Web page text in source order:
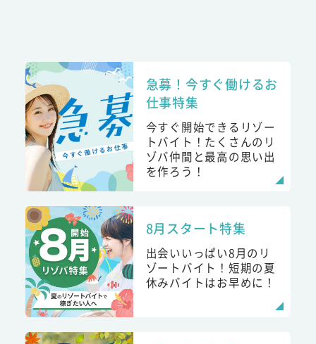
急募！今すぐ働けるお
仕事特集
今すぐ開始できるリゾー
トバイト！たくさんのリ
ゾバ仲間と最高の思い出
を作ろう！
8月スタート特集
出会いいっぱい8月のリ
ゾートバイト！短期の夏
休みバイトはお早めに！